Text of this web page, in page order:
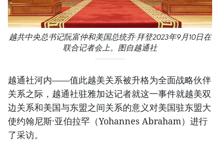
越共中央总书记阮富仲和美国总统乔·拜登2023年9月10日在
联合记者会上。图自越通社
越通社河内——值此越美关系被升格为全面战略伙伴
关系之际，越通社驻雅加达记者就这一事件就越美双
边关系和美国与东盟之间关系的意义对美国驻东盟大
使约翰尼斯·亚伯拉罕（Yohannes Abraham）进行
了采访。